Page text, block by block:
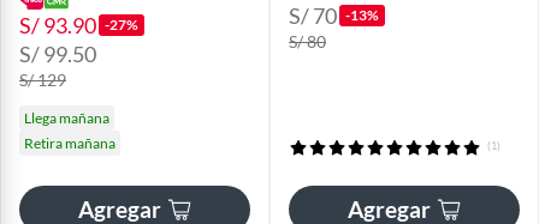
S/ 93.90 -27%
S/ 99.50
S/ 129
Llega mañana
Retira mañana
Agregar
S/ 70 -13%
S/ 80
(1)
Agregar